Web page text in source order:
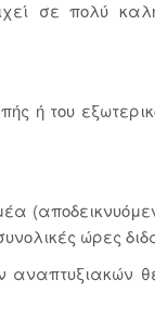
σε πολύ
ή του
ώρες
αναπτυξιακών